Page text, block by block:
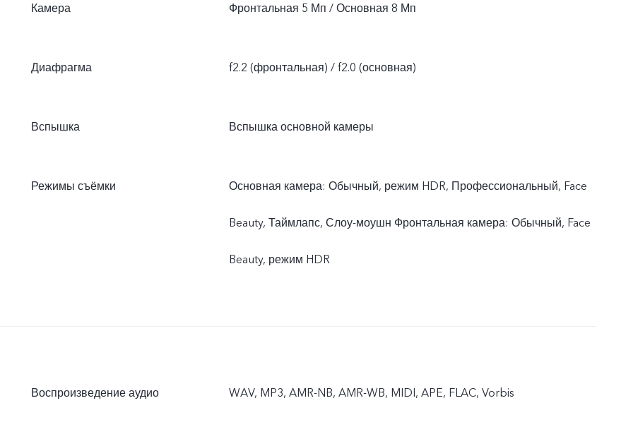
Камера Фронтальная 5 Мп / Основная 8 Мп
Диафрагма f2.2 (фронтальная) / f2.0 (основная)
Вспышка Вспышка основной камеры
Режимы съёмки Основная камера: Обычный, режим HDR, Профессиональный, Face
Beauty, Таймлапс, Слоу-моушн Фронтальная камера: Обычный, Face
Beauty, режим HDR
Воспроизведение аудио WAV, MP3, AMR-NB, AMR-WB, MIDI, APE, FLAC, Vorbis